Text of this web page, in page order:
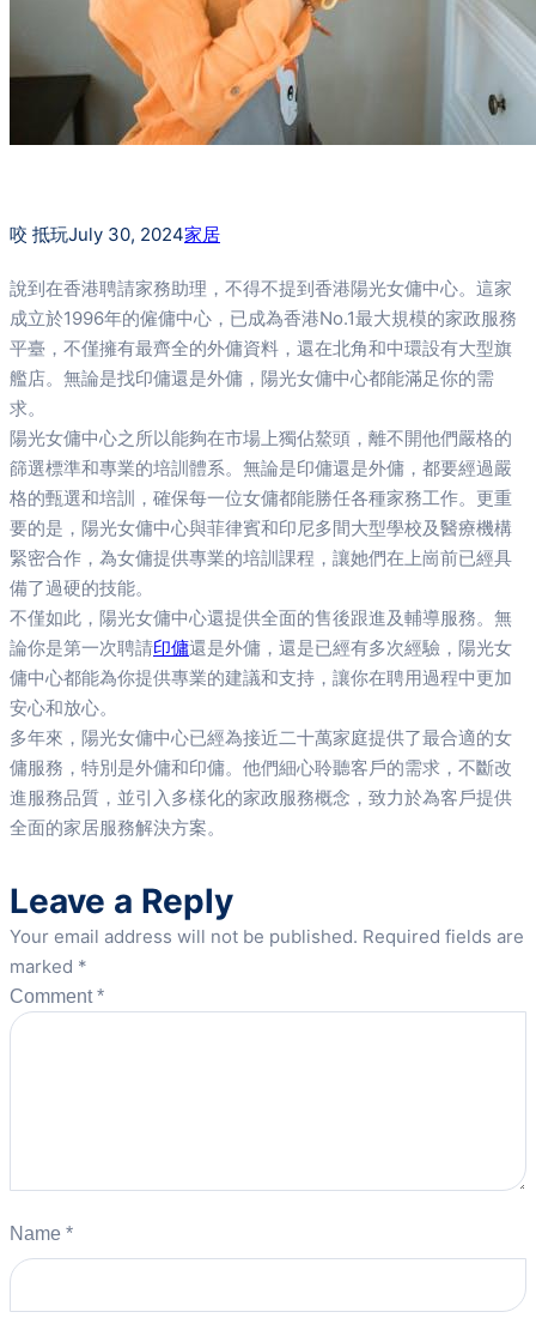
咬 抵玩July 30, 2024家居
說到在香港聘請家務助理，不得不提到香港陽光女傭中心。這家
成立於1996年的僱傭中心，已成為香港No.1最大規模的家政服務
平臺，不僅擁有最齊全的外傭資料，還在北角和中環設有大型旗
艦店。無論是找印傭還是外傭，陽光女傭中心都能滿足你的需
求。
陽光女傭中心之所以能夠在市場上獨佔鰲頭，離不開他們嚴格的
篩選標準和專業的培訓體系。無論是印傭還是外傭，都要經過嚴
格的甄選和培訓，確保每一位女傭都能勝任各種家務工作。更重
要的是，陽光女傭中心與菲律賓和印尼多間大型學校及醫療機構
緊密合作，為女傭提供專業的培訓課程，讓她們在上崗前已經具
備了過硬的技能。
不僅如此，陽光女傭中心還提供全面的售後跟進及輔導服務。無
論你是第一次聘請印傭還是外傭，還是已經有多次經驗，陽光女
傭中心都能為你提供專業的建議和支持，讓你在聘用過程中更加
安心和放心。
多年來，陽光女傭中心已經為接近二十萬家庭提供了最合適的女
傭服務，特別是外傭和印傭。他們細心聆聽客戶的需求，不斷改
進服務品質，並引入多樣化的家政服務概念，致力於為客戶提供
全面的家居服務解決方案。
Leave a Reply
Your email address will not be published. Required fields are
marked *
Comment*
Name *